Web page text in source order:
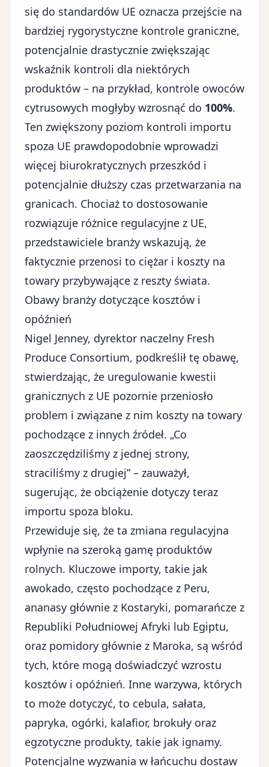
się do standardów UE oznacza przejście na
bardziej rygorystyczne kontrole graniczne,
potencjalnie drastycznie zwiększając
wskaźnik kontroli dla niektórych
produktów – na przykład, kontrole owoców
cytrusowych mogłyby wzrosnąć do 100%.
Ten zwiększony poziom kontroli importu
spoza UE prawdopodobnie wprowadzi
więcej biurokratycznych przeszkód i
potencjalnie dłuższy czas przetwarzania na
granicach. Chociaż to dostosowanie
rozwiązuje różnice regulacyjne z UE,
przedstawiciele branży wskazują, że
faktycznie przenosi to ciężar i koszty na
towary przybywające z reszty świata.
Obawy branży dotyczące kosztów i
opóźnień
Nigel Jenney, dyrektor naczelny Fresh
Produce Consortium, podkreślił tę obawę,
stwierdzając, że uregulowanie kwestii
granicznych z UE pozornie przeniosło
problem i związane z nim koszty na towary
pochodzące z innych źródeł. „Co
zaoszczędziliśmy z jednej strony,
straciliśmy z drugiej” – zauważył,
sugerując, że obciążenie dotyczy teraz
importu spoza bloku.
Przewiduje się, że ta zmiana regulacyjna
wpłynie na szeroką gamę produktów
rolnych. Kluczowe importy, takie jak
awokado, często pochodzące z Peru,
ananasy głównie z Kostaryki, pomarańcze z
Republiki Południowej Afryki lub Egiptu,
oraz pomidory głównie z Maroka, są wśród
tych, które mogą doświadczyć wzrostu
kosztów i opóźnień. Inne warzywa, których
to może dotyczyć, to cebula, sałata,
papryka, ogórki, kalafior, brokuły oraz
egzotyczne produkty, takie jak ignamy.
Potencjalne wyzwania w łańcuchu dostaw